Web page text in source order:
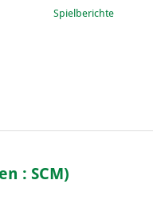
Spielberichte
: SCM)